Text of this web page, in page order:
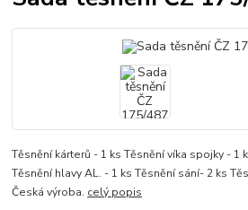
Těsnění kárterů - 1 ks Těsnění víka spojky - 1
Těsnění hlavy AL. - 1 ks Těsnění sání- 2 ks
Česká výroba. celý popis